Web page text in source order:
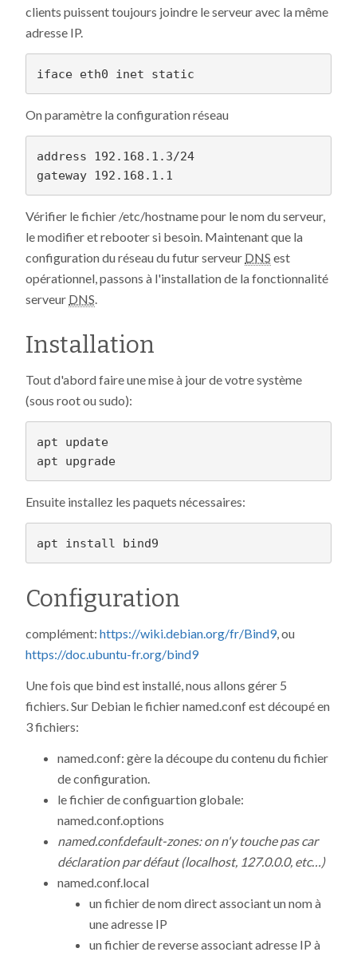
clients puissent toujours joindre le serveur avec la même
adresse IP.
On paramètre la configuration réseau
address 192.168.1.3/24
Vérifier le fichier /etc/hostname pour le nom du serveur,
le modifier et rebooter si besoin. Maintenant que la
configuration du réseau du futur serveur DNS est
opérationnel, passons à l'installation de la fonctionnalité
serveur DNS.
Installation
Tout d'abord faire une mise à jour de votre système
(sous root ou sudo):
apt update
apt upgrade
Ensuite installez les paquets nécessaires:
Configuration
complément: https://wiki.debian.org/fr/Bind9, ou
https://doc.ubuntu-fr.org/bind9
Une fois que bind est installé, nous allons gérer 5
fichiers. Sur Debian le fichier named.conf est découpé en
3 fichiers:
named.conf: gère la découpe du contenu du fichier
de configuration.
le fichier de configuartion globale:
named.conf.options
named.conf.default-zones: on n'y touche pas car
déclaration par défaut (localhost, 127.0.0.0, etc…)
named.conf.local
un fichier de nom direct associant un nom à
une adresse IP
un fichier de reverse associant adresse IP à